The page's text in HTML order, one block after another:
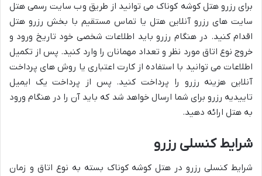
برای رزرو هتل کوشه کوناک می توانید از طریق وب سایت رسمی هتل
سایت های رزرو آنلاین هتل یا تماس مستقیم با بخش رزرو هتل
اقدام کنید. در هنگام رزرو باید اطلاعات شخصی خود تاریخ ورود و
خروج نوع اتاق مورد نظر و تعداد مهمانان را وارد کنید. پس از تکمیل
اطلاعات می توانید با استفاده از کارت اعتباری یا روش های پرداخت
آنلاین هزینه رزرو را پرداخت کنید. پس از پرداخت یک ایمیل
تاییدیه رزرو برای شما ارسال خواهد شد که باید آن را در هنگام ورود
به هتل ارائه دهید.
شرایط کنسلی رزرو
شرایط کنسلی رزرو در هتل کوشه کوناک بسته به نوع اتاق و زمان